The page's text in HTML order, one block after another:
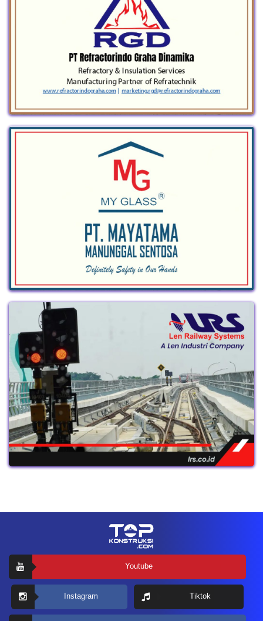
Youtube
Instagram Tiktok